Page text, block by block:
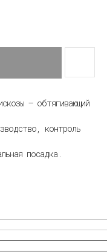
— обтягивающий
контроль
посадка.